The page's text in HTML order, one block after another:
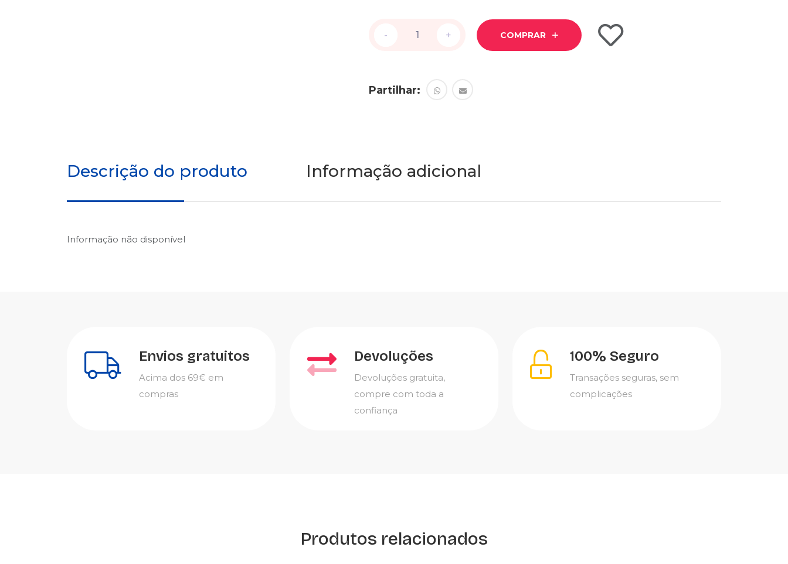
- +
- + COMPRAR
Partilhar:
Descrição do produto Informação adicional
Informação não disponível
Envios gratuitos
Acima dos 69€ em
compras
Devoluções
Devoluções gratuita,
compre com toda a
confiança
100% Seguro
Transações seguras, sem
complicações
Produtos relacionados